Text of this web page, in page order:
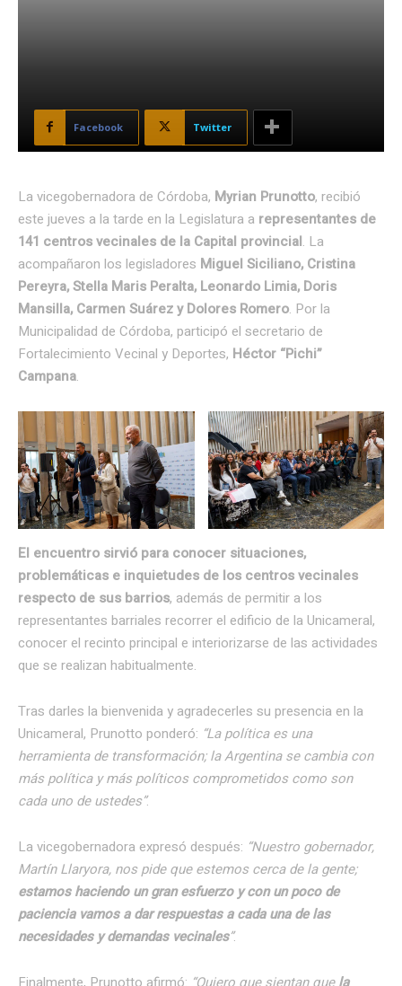
Facebook Twitter
La vicegobernadora de Córdoba, Myrian Prunotto, recibió
este jueves a la tarde en la Legislatura a representantes de
141 centros vecinales de la Capital provincial. La
acompañaron los legisladores Miguel Siciliano, Cristina
Pereyra, Stella Maris Peralta, Leonardo Limia, Doris
Mansilla, Carmen Suárez y Dolores Romero. Por la
Municipalidad de Córdoba, participó el secretario de
Fortalecimiento Vecinal y Deportes, Héctor “Pichi”
Campana.
El encuentro sirvió para conocer situaciones,
problemáticas e inquietudes de los centros vecinales
respecto de sus barrios, además de permitir a los
representantes barriales recorrer el edificio de la Unicameral,
conocer el recinto principal e interiorizarse de las actividades
que se realizan habitualmente.
Tras darles la bienvenida y agradecerles su presencia en la
Unicameral, Prunotto ponderó: “La política es una
herramienta de transformación; la Argentina se cambia con
más política y más políticos comprometidos como son
cada uno de ustedes”.
La vicegobernadora expresó después: “Nuestro gobernador,
Martín Llaryora, nos pide que estemos cerca de la gente;
estamos haciendo un gran esfuerzo y con un poco de
paciencia vamos a dar respuestas a cada una de las
necesidades y demandas vecinales”.